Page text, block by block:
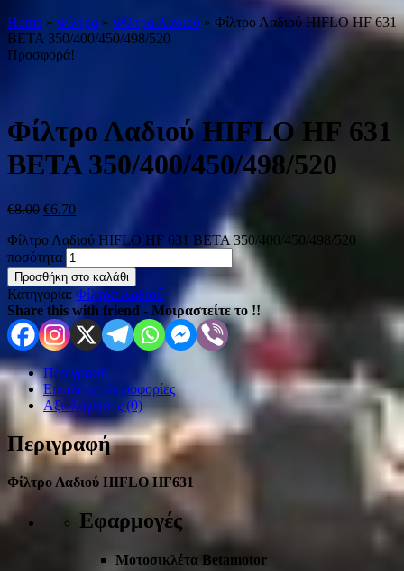
Home » Φίλτρα » Φίλτρα Λαδιού » Φίλτρο Λαδιού HIFLO HF 631
BETA 350/400/450/498/520
Προσφορά!
Φίλτρο Λαδιού HIFLO HF 631
BETA 350/400/450/498/520
€8.00 €6.70
Φίλτρο Λαδιού HIFLO HF 631 BETA 350/400/450/498/520
ποσότητα
Προσθήκη στο καλάθι
Κατηγορία: Φίλτρα Λαδιού
Share this with friend - Μοιραστείτε το !!
Περιγραφή
Επιπλέον πληροφορίες
Αξιολογήσεις (0)
Περιγραφή
Φίλτρο Λαδιού HIFLO HF631
Εφαρμογές
Μοτοσικλέτα Betamotor